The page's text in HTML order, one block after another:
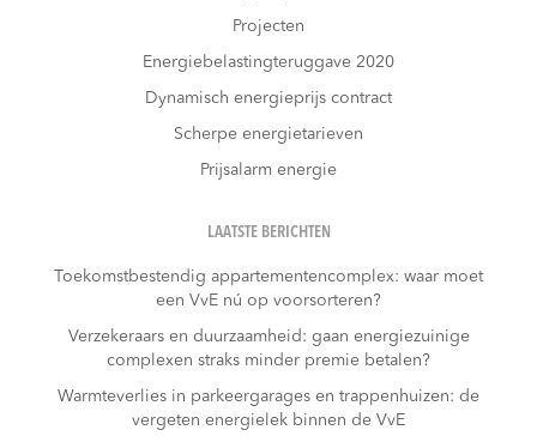
Projecten
Energiebelastingteruggave 2020
Dynamisch energieprijs contract
Scherpe energietarieven
Prijsalarm energie
LAATSTE BERICHTEN
Toekomstbestendig appartementencomplex: waar moet
een VvE nú op voorsorteren?
Verzekeraars en duurzaamheid: gaan energiezuinige
complexen straks minder premie betalen?
Warmteverlies in parkeergarages en trappenhuizen: de
vergeten energielek binnen de VvE